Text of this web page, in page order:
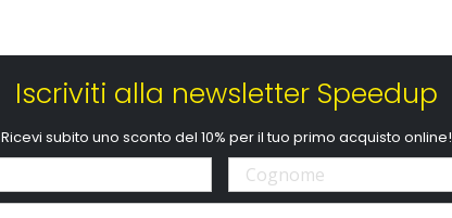
Iscriviti alla newsletter Speedup
Ricevi subito uno sconto del 10% per il tuo primo acquisto online!